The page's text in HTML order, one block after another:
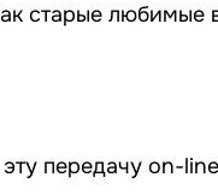
старые любимые
передачу on-